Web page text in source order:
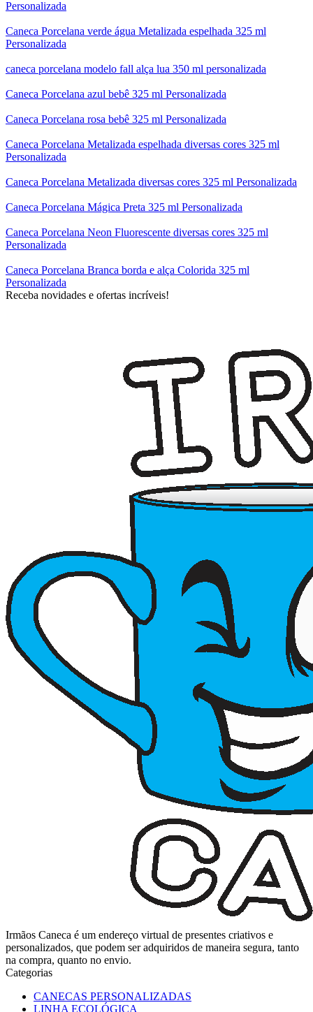
Personalizada
Caneca Porcelana verde água Metalizada espelhada 325 ml
Personalizada
caneca porcelana modelo fall alça lua 350 ml personalizada
Caneca Porcelana azul bebê 325 ml Personalizada
Caneca Porcelana rosa bebê 325 ml Personalizada
Caneca Porcelana Metalizada espelhada diversas cores 325 ml
Personalizada
Caneca Porcelana Metalizada diversas cores 325 ml Personalizada
Caneca Porcelana Mágica Preta 325 ml Personalizada
Caneca Porcelana Neon Fluorescente diversas cores 325 ml
Personalizada
Caneca Porcelana Branca borda e alça Colorida 325 ml
Personalizada
Receba novidades e ofertas incríveis!
Irmãos Caneca é um endereço virtual de presentes criativos e
personalizados, que podem ser adquiridos de maneira segura, tanto
na compra, quanto no envio.
Categorias
CANECAS PERSONALIZADAS
LINHA ECOLÓGICA